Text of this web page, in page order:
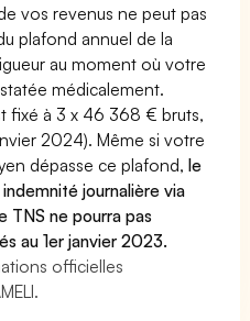
vos revenus ne peut pas
plafond annuel de la
au moment où votre
médicalement.
fixé à 3 x 46 368 € bruts,
2024). Même si votre
dépasse ce plafond,le
journalière via
TNS ne pourra pas
au 1er janvier 2023.
officielles